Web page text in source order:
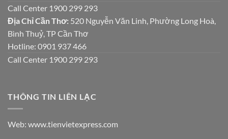
Call Center 1900 299 293
Địa Chỉ Cần Thơ: 520 Nguyễn Văn Linh, Phường Long Hoà,
Bình Thuỷ, TP Cần Thơ
Hotline: 0901 937 466
Call Center 1900 299 293
THÔNG TIN LIÊN LẠC
Web: www.tienvietexpress.com